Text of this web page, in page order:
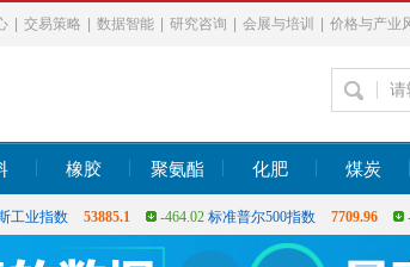
交易策略 数据智能 研究咨询 会展与培训 价格与产业
橡胶 聚氨酯 化肥 煤炭
数 3900.35 21.92 深证指数 14110.12 -34.08 恒生指数
工业指数 53885.1 -464.02 标准普尔500指数 7709.96
数 3900.35 21.92 深证指数 14110.12 -34.08 恒生指数